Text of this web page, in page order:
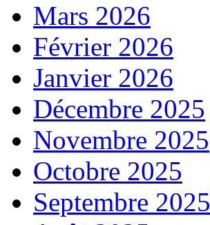
Mars 2026
Février 2026
Janvier 2026
Décembre 2025
Novembre 2025
Octobre 2025
Septembre 2025